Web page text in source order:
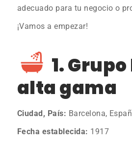
adecuado para tu negocio o
¡Vamos a empezar!
1.
alta gama
Ciudad, País: Barcelona,
Fecha establecida: 1917